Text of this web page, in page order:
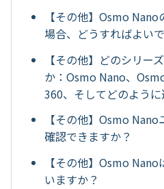
【その他】Osmo
場合、どうすればよい
【その他】どのシリー
か：Osmo Nano、
360、そしてどのよう
【その他】Osmo
確認できますか？
【その他】Osmo
いますか？